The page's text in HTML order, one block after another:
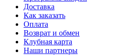
Доставка
Как заказать
Оплата
Возврат и обмен
Клубная карта
Наши партнеры